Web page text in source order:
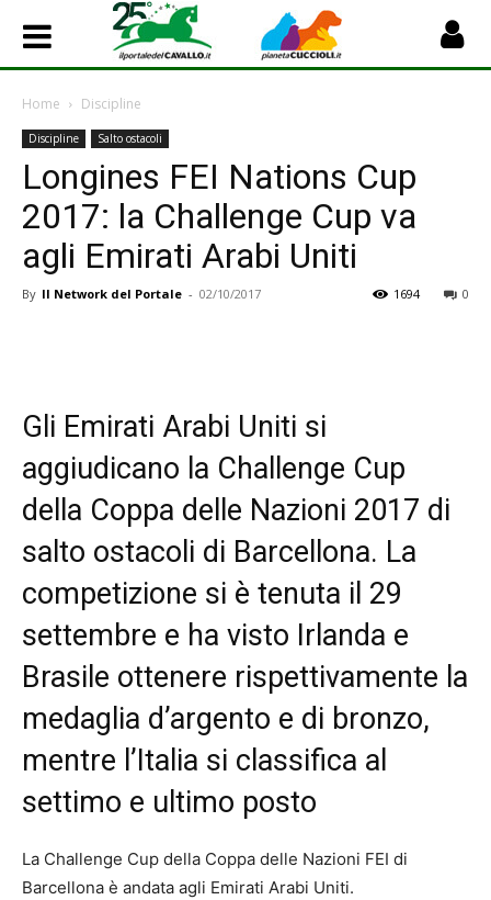
Home Discipline
Discipline Salto ostacoli
Longines FEI Nations Cup
2017: la Challenge Cup va
agli Emirati Arabi Uniti
By Il Network del Portale - 02/10/2017 0
1694
Gli Emirati Arabi Uniti si
aggiudicano la Challenge Cup
della Coppa delle Nazioni 2017 di
salto ostacoli di Barcellona. La
competizione si è tenuta il 29
settembre e ha visto Irlanda e
Brasile ottenere rispettivamente la
medaglia d’argento e di bronzo,
mentre l’Italia si classifica al
settimo e ultimo posto
La Challenge Cup della Coppa delle Nazioni FEI di
Barcellona è andata agli Emirati Arabi Uniti.